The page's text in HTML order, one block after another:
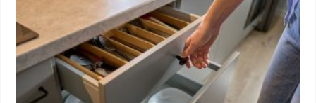
usar
cajones
extraíbles
en
cocinas